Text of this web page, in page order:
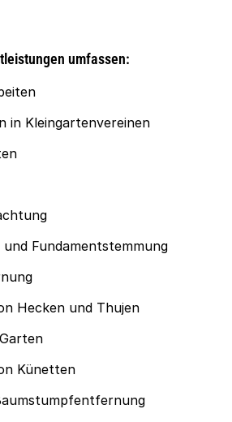
umfassen:
in Kleingartenvereinen
Fundamentstemmung
Hecken und Thujen
Künetten